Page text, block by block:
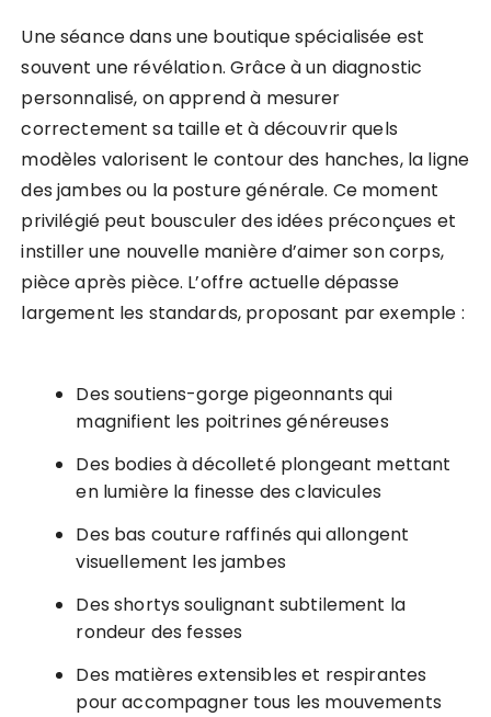
Une séance dans une boutique spécialisée est
souvent une révélation. Grâce à un diagnostic
personnalisé, on apprend à mesurer
correctement sa taille et à découvrir quels
modèles valorisent le contour des hanches, la ligne
des jambes ou la posture générale. Ce moment
privilégié peut bousculer des idées préconçues et
instiller une nouvelle manière d’aimer son corps,
pièce après pièce. L’offre actuelle dépasse
largement les standards, proposant par exemple :
Des soutiens-gorge pigeonnants qui
magnifient les poitrines généreuses
Des bodies à décolleté plongeant mettant
en lumière la finesse des clavicules
Des bas couture raffinés qui allongent
visuellement les jambes
Des shortys soulignant subtilement la
rondeur des fesses
Des matières extensibles et respirantes
pour accompagner tous les mouvements